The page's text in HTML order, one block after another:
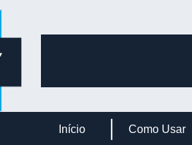
Início Como Usar